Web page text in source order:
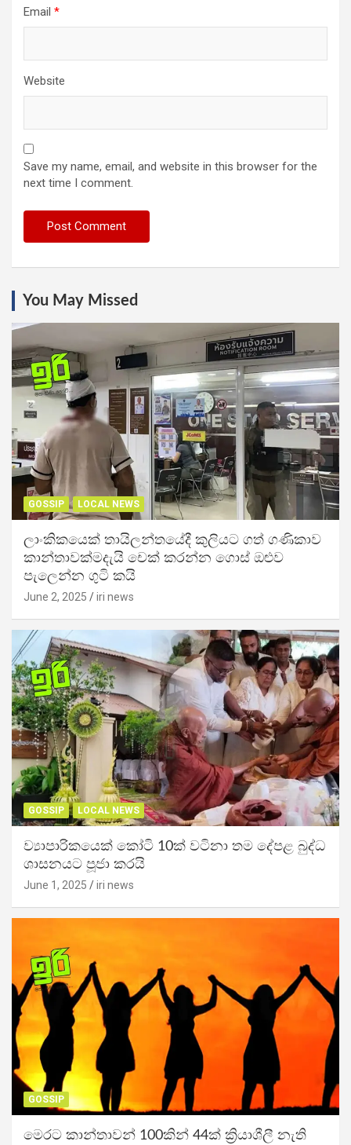
Email *
Website
Save my name, email, and website in this browser for the
next time I comment.
You May Missed
GOSSIP LOCAL NEWS
ලාංකිකයෙක් තායිලන්තයේදී කුලියට ගත් ගණිකාව
කාන්තාවක්මදැයි චෙක් කරන්න ගොස් ඔළුව
පැලෙන්න ගුටි කයි
June 2, 2025 iri news
GOSSIP LOCAL NEWS
ව්‍යාපාරිකයෙක් කෝටි 10ක් වටිනා තම දේපළ බුද්ධ
ශාසනයට පූජා කරයි
June 1, 2025 iri news
GOSSIP
මෙරට කාන්තාවන් 100කින් 44ක් ක්‍රියාශීලී නැති